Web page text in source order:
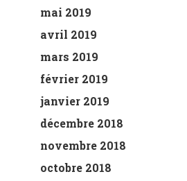
mai 2019
avril 2019
mars 2019
février 2019
janvier 2019
décembre 2018
novembre 2018
octobre 2018